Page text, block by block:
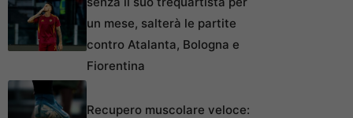
un mese, salterà le partite
contro Atalanta, Bologna e
Fiorentina
Recupero muscolare veloce: